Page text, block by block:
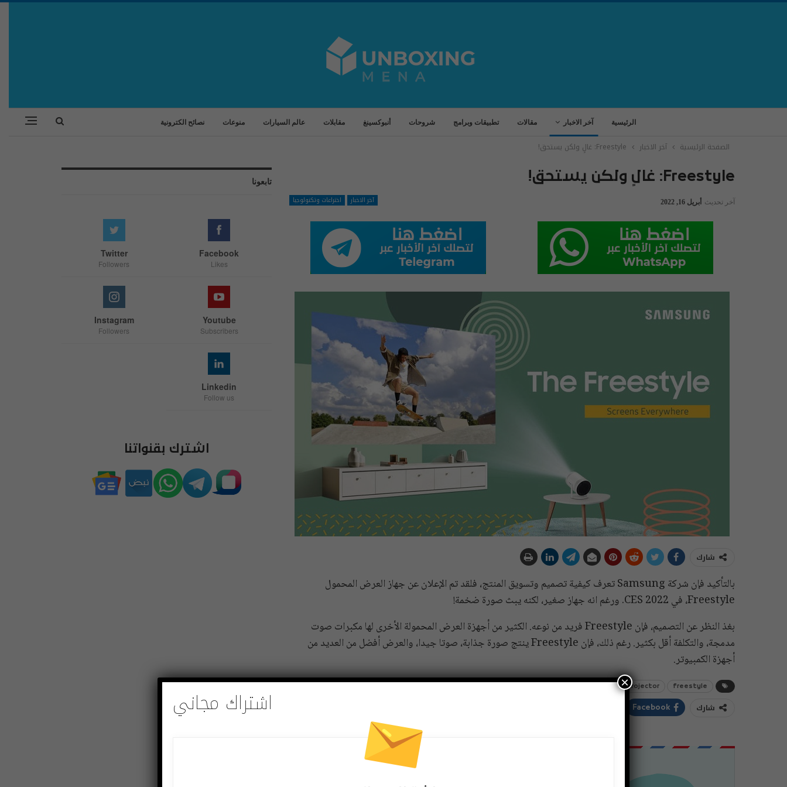
الرئيسية آخر الاخبار مقالات تطبيقات وبرامج شروحات أنبوكسينغ مقابلات عالم السيارات منوعات نصائح الكترونية
الصفحة الرئيسية آخر الاخبار Freestyle: غالٍ ولكن يستحق!
Freestyle: غالٍ ولكن يستحق!
آخر الاخبار اختراعات وتكنولوجيا آخر تحديث أبريل 16, 2022
شارك
بالتأكيد فإن شركة Samsung تعرف كيفية تصميم وتسويق المنتج، فلقد تم الإعلان عن جهاز العرض المحمول
Freestyle، في CES 2022. ورغم انه جهاز صغير، لكنه يبث صورة ضخمة!
بغذ النظر عن التصميم، فإن Freestyle فريد من نوعه. الكثير من أجهزة العرض المحمولة الأخرى لها مكبرات صوت
مدمجة، والتكلفة أقل بكثير. رغم ذلك، فإن Freestyle ينتج صورة جذابة، صوتا جيدا، والعرض أفضل من العديد من
أجهزة الكمبيوتر.
freestyle
projector
شارك Facebook
تابعونا
Facebook
Likes
Twitter
Followers
Youtube
Subscribers
Instagram
Followers
Linkedin
Follow us
اشترك بقنواتنا
اشتراك مجاني
×